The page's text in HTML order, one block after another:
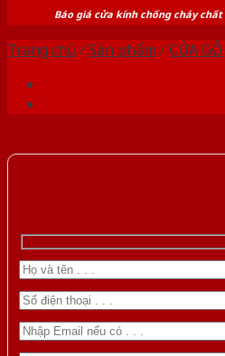
Báo giá cửa kính chống cháy
Trang chủ /Sản phẩm /CỬA GỖ